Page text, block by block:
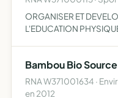
ORGANISER ET
L'EDUCATION
Bambou Bio Source
RNA W371001634 ·
en 2012